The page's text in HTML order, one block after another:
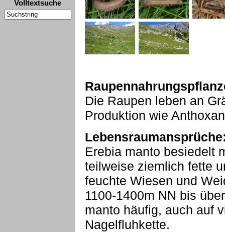
Volltextsuche
Die Raupen leben an
Produktion wie
Erebia manto besiedelt
teilweise ziemlich fette
feuchte Wiesen und
1100-1400m NN bis
manto häufig, auch auf
Nagelfluhkette.